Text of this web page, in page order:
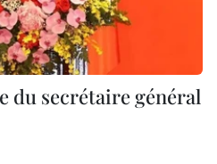
du secrétaire général